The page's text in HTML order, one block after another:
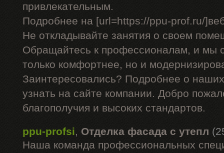
привлекательным.
Подробнее на [url=https://ppu-prof.ru/
Не откладывайте занятия о своем
Обращайтесь к профессионалам, и мы
только комфортнее, но и
Заинтересовались? Подробнее о
узнать на сайте компании. Добро
благополучия и высоких стандартов.
ppu-profsi, Отделка фасада с утепл
Наша команда профессиональных